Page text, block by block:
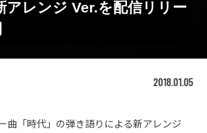
アレンジ Ver.を配信リリー
2018.01.05
曲「時代」の弾き語りによる新アレンジ